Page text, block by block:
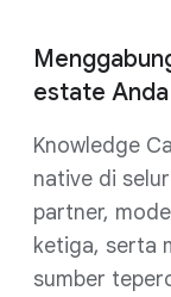
estate Anda
Knowledge
native di
partner,
ketiga, serta
sumber